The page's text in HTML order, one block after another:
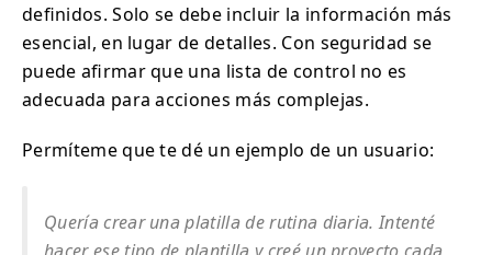
definidos. Solo se debe incluir la información más
esencial, en lugar de detalles. Con seguridad se
puede afirmar que una lista de control no es
adecuada para acciones más complejas.
Permíteme que te dé un ejemplo de un usuario:
Quería crear una platilla de rutina diaria. Intenté